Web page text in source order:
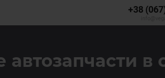
+38
автозапчасти